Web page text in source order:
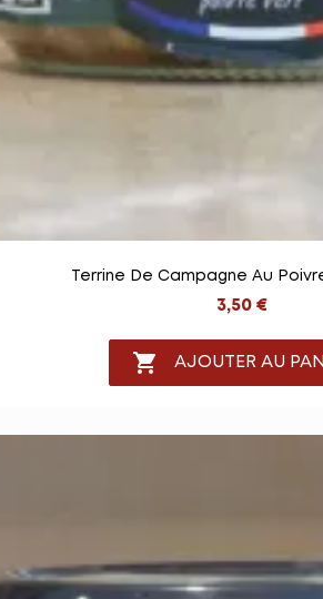
Terrine De Campagne Au
3,50 €
 AJOUTER AU